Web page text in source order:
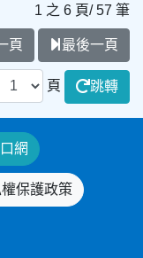
1 之 6 頁/ 57 筆
頁 最後一頁
頁 跳轉
網
權保護政策